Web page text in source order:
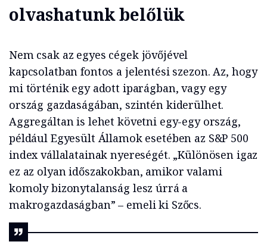
olvashatunk belőlük
Nem csak az egyes cégek jövőjével
kapcsolatban fontos a jelentési szezon. Az, hogy
mi történik egy adott iparágban, vagy egy
ország gazdaságában, szintén kiderülhet.
Aggregáltan is lehet követni egy-egy ország,
például Egyesült Államok esetében az S&P 500
index vállalatainak nyereségét. „Különösen igaz
ez az olyan időszakokban, amikor valami
komoly bizonytalanság lesz úrrá a
makrogazdaságban” – emeli ki Szőcs.